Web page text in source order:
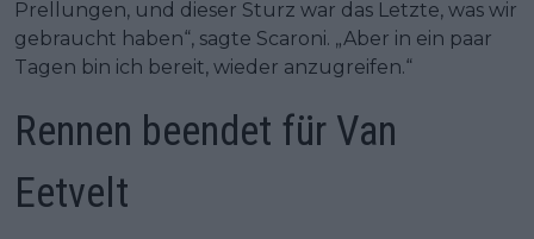
Prellungen, und dieser Sturz war das Letzte, was wir
gebraucht haben“, sagte Scaroni. „Aber in ein paar
Tagen bin ich bereit, wieder anzugreifen.“
Rennen beendet für Van
Eetvelt